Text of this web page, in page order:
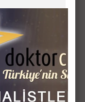
Öğrencileri Araştırma
Öğrencileri Araştırma
Öğrencileri Araştırma